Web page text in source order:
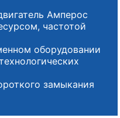
Амперос
частотой
оборудовании
замыкания